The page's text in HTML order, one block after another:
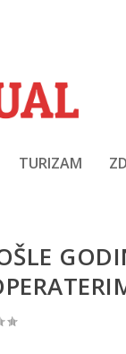
TURIZAM